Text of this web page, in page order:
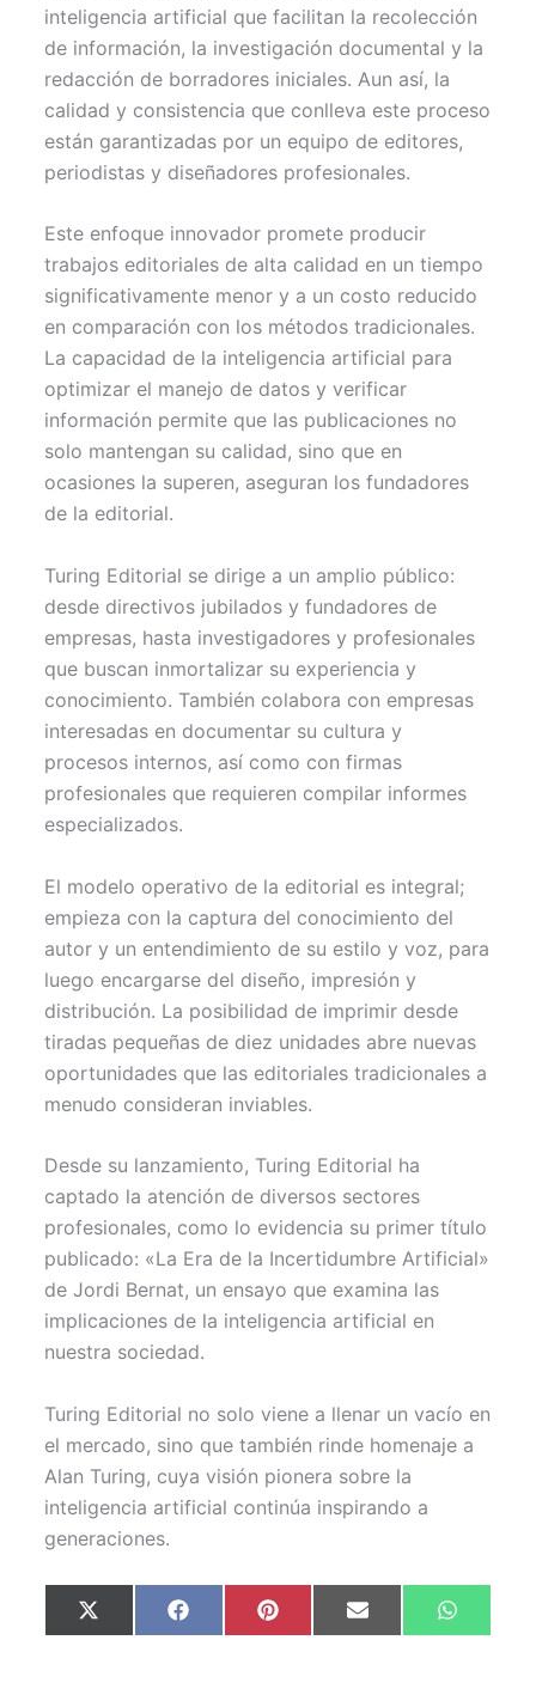
inteligencia artificial que facilitan la recolección
de información, la investigación documental y la
redacción de borradores iniciales. Aun así, la
calidad y consistencia que conlleva este proceso
están garantizadas por un equipo de editores,
periodistas y diseñadores profesionales.
Este enfoque innovador promete producir
trabajos editoriales de alta calidad en un tiempo
significativamente menor y a un costo reducido
en comparación con los métodos tradicionales.
La capacidad de la inteligencia artificial para
optimizar el manejo de datos y verificar
información permite que las publicaciones no
solo mantengan su calidad, sino que en
ocasiones la superen, aseguran los fundadores
de la editorial.
Turing Editorial se dirige a un amplio público:
desde directivos jubilados y fundadores de
empresas, hasta investigadores y profesionales
que buscan inmortalizar su experiencia y
conocimiento. También colabora con empresas
interesadas en documentar su cultura y
procesos internos, así como con firmas
profesionales que requieren compilar informes
especializados.
El modelo operativo de la editorial es integral;
empieza con la captura del conocimiento del
autor y un entendimiento de su estilo y voz, para
luego encargarse del diseño, impresión y
distribución. La posibilidad de imprimir desde
tiradas pequeñas de diez unidades abre nuevas
oportunidades que las editoriales tradicionales a
menudo consideran inviables.
Desde su lanzamiento, Turing Editorial ha
captado la atención de diversos sectores
profesionales, como lo evidencia su primer título
publicado: «La Era de la Incertidumbre Artificial»
de Jordi Bernat, un ensayo que examina las
implicaciones de la inteligencia artificial en
nuestra sociedad.
Turing Editorial no solo viene a llenar un vacío en
el mercado, sino que también rinde homenaje a
Alan Turing, cuya visión pionera sobre la
inteligencia artificial continúa inspirando a
generaciones.
Compartir
en
X
(
Compartir
en
F
a
Compartir
en
P
i
Compartir
en
E
m en
W
h